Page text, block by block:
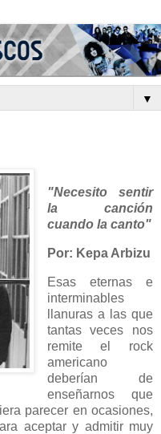
▼
"Necesito sentir
la canción
cuando la canto"
Por: Kepa Arbizu
Esas eternas e
interminables
llanuras a las que
tantas veces nos
remite el rock
americano
deberían de
enseñarnos que
parecer en ocasiones,
aceptar y admitir muy